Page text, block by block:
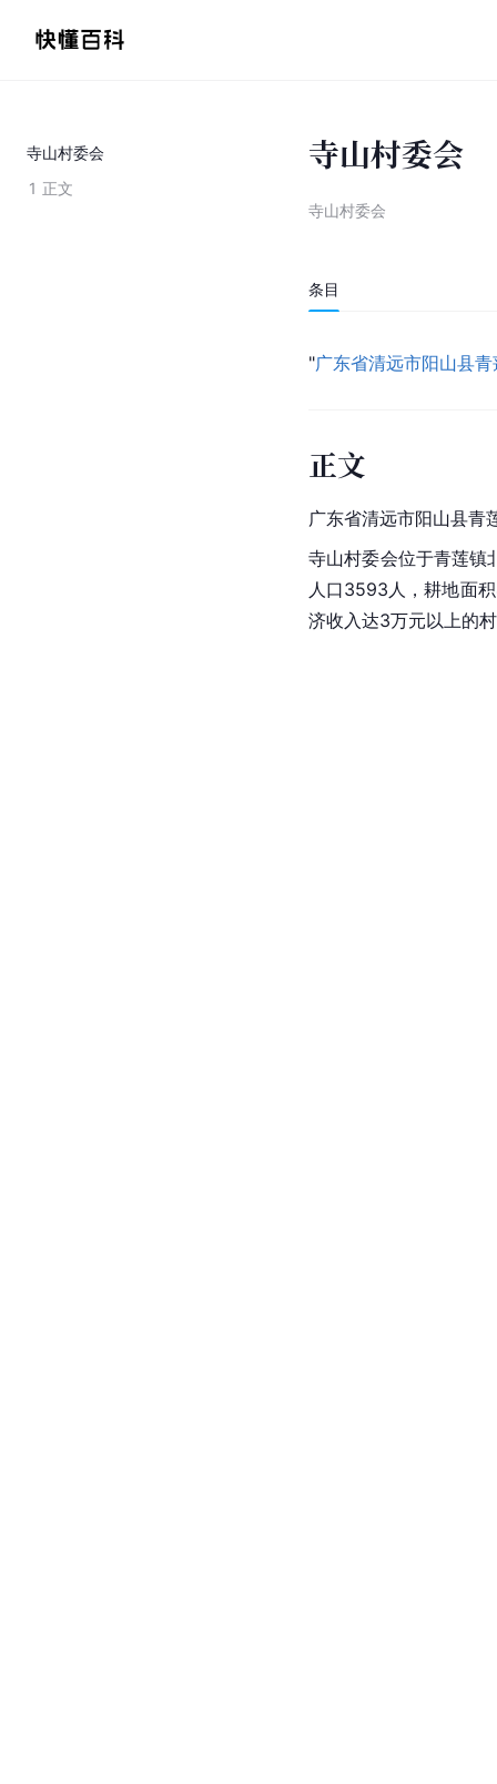
寺山村委会
1 正文
寺山村委会
寺山村委会
条目
"广东省清远市阳山县青
正文
广东省清远市阳山县青
寺山村委会位于青莲镇
人口3593人，耕地面
济收入达3万元以上的